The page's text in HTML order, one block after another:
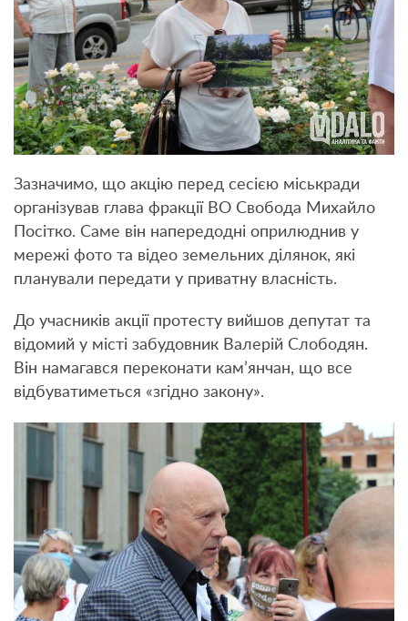
Зазначимо, що акцію перед сесією міськради
організував глава фракції ВО Свобода Михайло
Посітко. Саме він напередодні оприлюднив у
мережі фото та відео земельних ділянок, які
планували передати у приватну власність.
До учасників акції протесту вийшов депутат та
відомий у місті забудовник Валерій Слободян.
Він намагався переконати кам’янчан, що все
відбуватиметься «згідно закону».